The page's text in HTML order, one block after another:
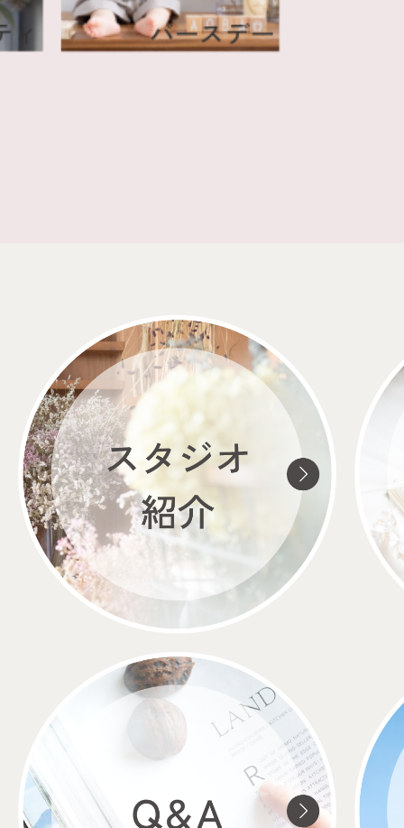
ニティ バースデー